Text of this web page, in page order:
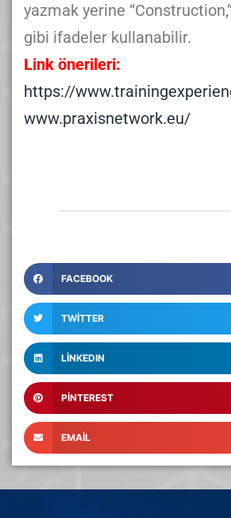
yazmak yerine
gibi ifadeler kullanabilir.
Link önerileri:
https://
www.praxisnetwork.eu/
FACEBOOK
TWITTER
LINKEDIN
PINTEREST
EMAIL